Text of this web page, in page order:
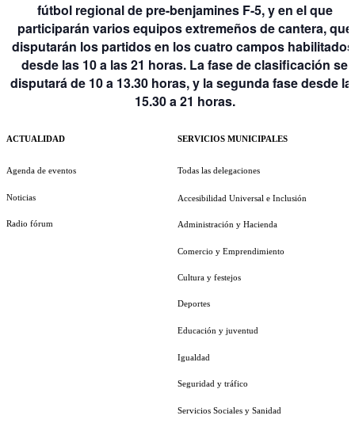
fútbol regional de pre-benjamines F-5, y en el que
participarán varios equipos extremeños de cantera, que
disputarán los partidos en los cuatro campos
desde las 10 a las 21 horas. La fase de clasificación se
disputará de 10 a 13.30 horas, y la segunda fase desde
15.30 a 21 horas.
ACTUALIDAD
Agenda de eventos
Noticias
Radio fórum
SERVICIOS MUNICIPALES
Todas las delegaciones
Accesibilidad Universal e Inclusión
Administración y Hacienda
Comercio y Emprendimiento
Cultura y festejos
Deportes
Educación y juventud
Igualdad
Seguridad y tráfico
Servicios Sociales y Sanidad